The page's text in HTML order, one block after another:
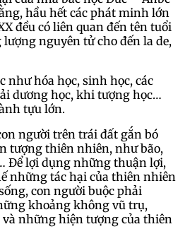
hầu hết các phát minh lớn
đều có liên quan đến tên tuổi
nguyên tử cho đến la de,
như hóa học, sinh học, các
dương học, khi tượng học…
tựu lớn.
người trên trái đất gắn bó
tượng thiên nhiên, như bão,
Để lợi dụng những thuận lợi,
những tác hại của thiên nhiên
con người buộc phải
khoảng không vũ trụ,
những hiện tượng của thiên